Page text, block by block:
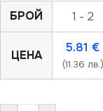
БРОЙ 1 - 2
ЦЕНА
5.81 €
(11.36 лв.)